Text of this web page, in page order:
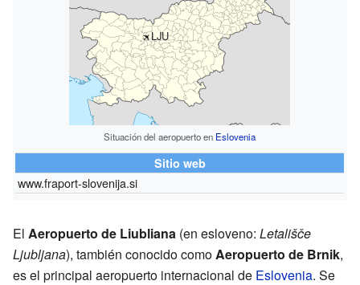
LJU
Situación del aeropuerto en Eslovenia
Sitio web
www.fraport-slovenija.si
El Aeropuerto de Liubliana (en esloveno: Letališče
Ljubljana), también conocido comoAeropuerto de Brnik,
es el principal aeropuerto internacional de Eslovenia. Se